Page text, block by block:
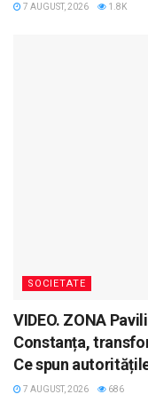
7 AUGUST, 2026 1.8K
SOCIETATE
VIDEO. ZONA
Constanța,
Ce spun
7 AUGUST, 2026 686